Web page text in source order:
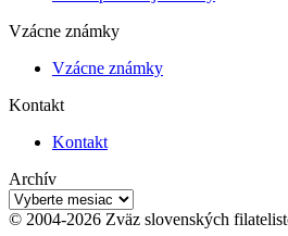
Vzácne známky
Vzácne známky
Kontakt
Kontakt
Archív
Archív
© 2004-2026 Zväz slovenských